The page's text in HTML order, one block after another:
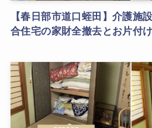
【春日部市道口蛭田】介護施
合住宅の家財全撤去とお片付